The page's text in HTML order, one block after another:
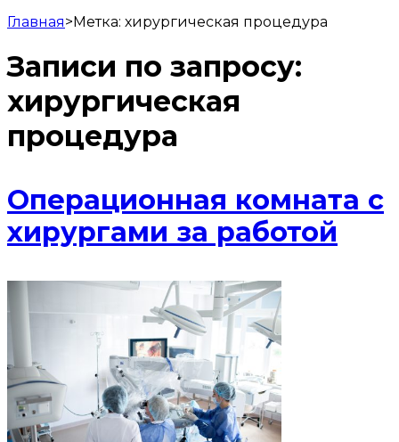
Главная>Метка: хирургическая процедура
Записи по запросу:
хирургическая
процедура
Операционная комната с
хирургами за работой